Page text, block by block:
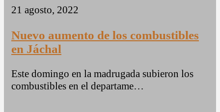
21 agosto, 2022
Nuevo aumento de los combustibles
en Jáchal
Este domingo en la madrugada subieron los
combustibles en el departame…